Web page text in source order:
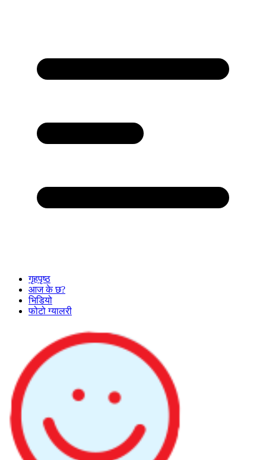
गृहपृष्ठ
आज के छ?
भिडियो
फोटो ग्यालरी